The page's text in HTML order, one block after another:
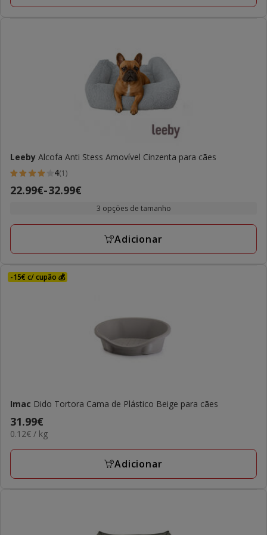
Leeby Alcofa Anti Stess Amovível Cinzenta para cães
4
estrelas
1
4(1)
Preço
a
32.99€
22.99€-32.99€
3 opções de tamanho
Adicionar
-15€ c/ cupão 💰
Imac Dido Tortora Cama de Plástico Beige para cães
Preço
31.99€
31.99€
0.12€
kg
0.12€ / kg
Adicionar